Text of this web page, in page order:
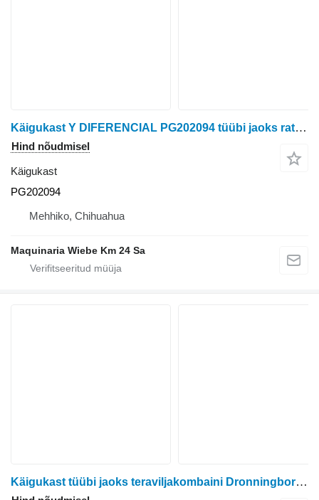
Käigukast Y DIFERENCIAL PG202094 tüübi jaoks ratastraktori John Deere
Hind nõudmisel
Käigukast
PG202094
Mehhiko, Chihuahua
Maquinaria Wiebe Km 24 Sa
Käigukast tüübi jaoks teraviljakombaini Dronningborg D4500